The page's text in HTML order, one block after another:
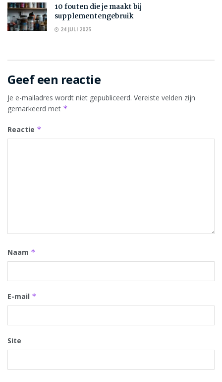
10 fouten die je maakt bij
supplementengebruik
24 JULI 2025
Geef een reactie
Je e-mailadres wordt niet gepubliceerd. Vereiste velden zijn
gemarkeerd met *
Reactie *
Naam *
E-mail *
Site